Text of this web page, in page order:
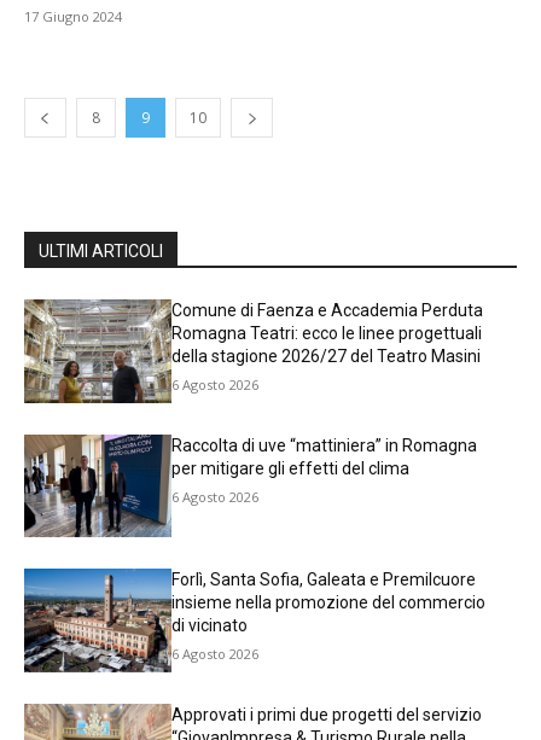
17 Giugno 2024
8 9 10
ULTIMI ARTICOLI
Comune di Faenza e Accademia Perduta
Romagna Teatri: ecco le linee progettuali
della stagione 2026/27 del Teatro Masini
6 Agosto 2026
Raccolta di uve “mattiniera” in Romagna
per mitigare gli effetti del clima
6 Agosto 2026
Forlì, Santa Sofia, Galeata e Premilcuore
insieme nella promozione del commercio
di vicinato
6 Agosto 2026
Approvati i primi due progetti del servizio